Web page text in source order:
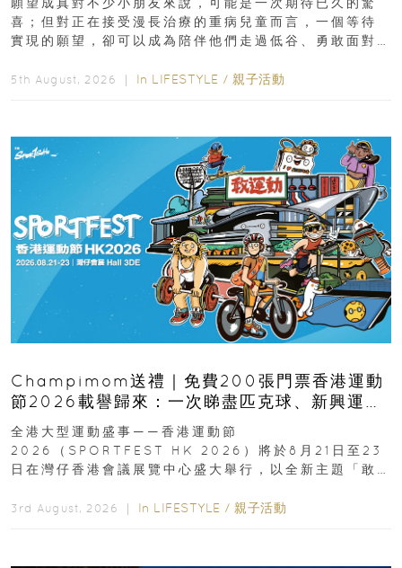
喜；但對正在接受漫長治療的重病兒童而言，一個等待
實現的願望，卻可以成為陪伴他們走過低谷、勇敢面對
5th August, 2026 ｜ In LIFESTYLE / 親子活動
Champimom送禮｜免費200張門票香港運動
節2026載譽歸來：一次睇盡匹克球、新興運
動、街舞比賽＋逾百運動品牌展覽
全港大型運動盛事——香港運動節
2026（SPORTFEST HK 2026）將於8月21日至23
日在灣仔香港會議展覽中心盛大舉行，以全新主題「敢
3rd August, 2026 ｜ In LIFESTYLE / 親子活動